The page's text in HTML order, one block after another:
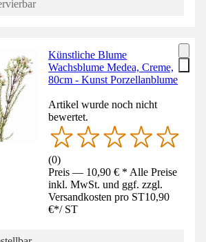
Künstliche Blume
Wachsblume Medea, Creme,
80cm - Kunst Porzellanblume
Artikel wurde noch nicht
bewertet.
(0)
Preis — 10,90 € * Alle Preise
inkl. MwSt. und ggf. zzgl.
Versandkosten pro ST10,90
€*/ ST